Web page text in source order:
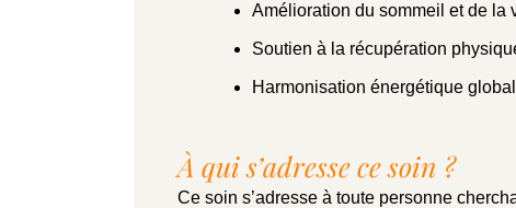
Amélioration du sommeil et de la
Soutien à la récupération
Harmonisation énergétique
À qui s’adresse ce soin ?
Ce soin s’adresse à toute personne